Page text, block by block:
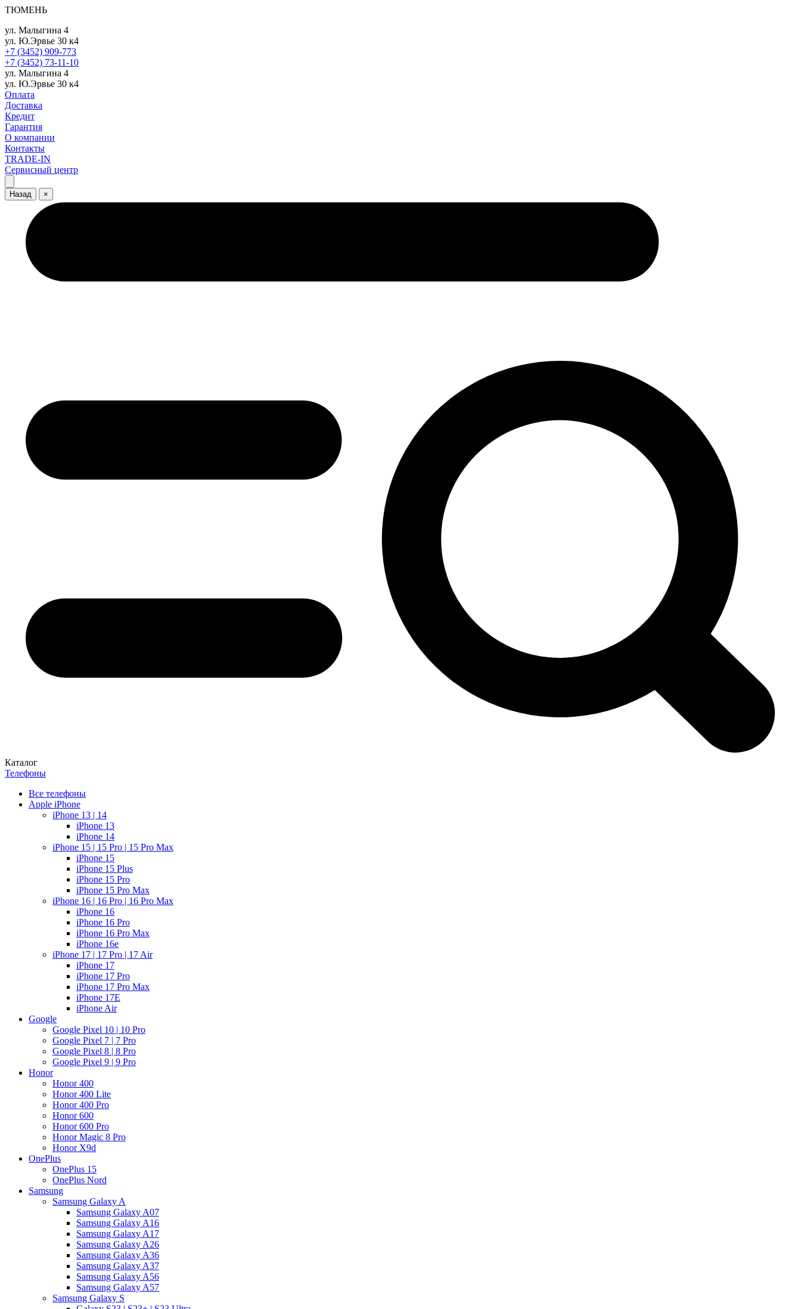
ТЮМЕНЬ
ул. Малыгина 4
ул. Ю.Эрвье 30 к4
+7 (3452) 909-773
+7 (3452) 73-11-10
ул. Малыгина 4
ул. Ю.Эрвье 30 к4
Оплата
Доставка
Кредит
Гарантия
О компании
Контакты
TRADE-IN
Сервисный центр
Назад ×
Каталог
Телефоны
Все телефоны
Apple iPhone
iPhone 13 | 14
iPhone 13
iPhone 14
iPhone 15 | 15 Pro | 15 Pro Max
iPhone 15
iPhone 15 Plus
iPhone 15 Pro
iPhone 15 Pro Max
iPhone 16 | 16 Pro | 16 Pro Max
iPhone 16
iPhone 16 Pro
iPhone 16 Pro Max
iPhone 16e
iPhone 17 | 17 Pro | 17 Air
iPhone 17
iPhone 17 Pro
iPhone 17 Pro Max
iPhone 17E
iPhone Air
Google
Google Pixel 10 | 10 Pro
Google Pixel 7 | 7 Pro
Google Pixel 8 | 8 Pro
Google Pixel 9 | 9 Pro
Honor
Honor 400
Honor 400 Lite
Honor 400 Pro
Honor 600
Honor 600 Pro
Honor Magic 8 Pro
Honor X9d
OnePlus
OnePlus 15
OnePlus Nord
Samsung
Samsung Galaxy A
Samsung Galaxy A07
Samsung Galaxy A16
Samsung Galaxy A17
Samsung Galaxy A26
Samsung Galaxy A36
Samsung Galaxy A37
Samsung Galaxy A56
Samsung Galaxy A57
Samsung Galaxy S